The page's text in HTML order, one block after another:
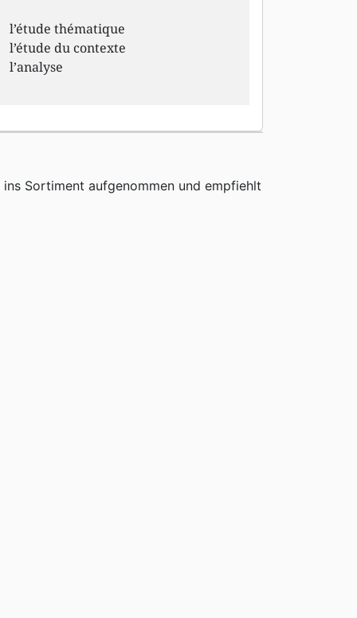
l’étude thématique
l’étude du contexte
l’analyse
Sortiment aufgenommen und empfiehlt